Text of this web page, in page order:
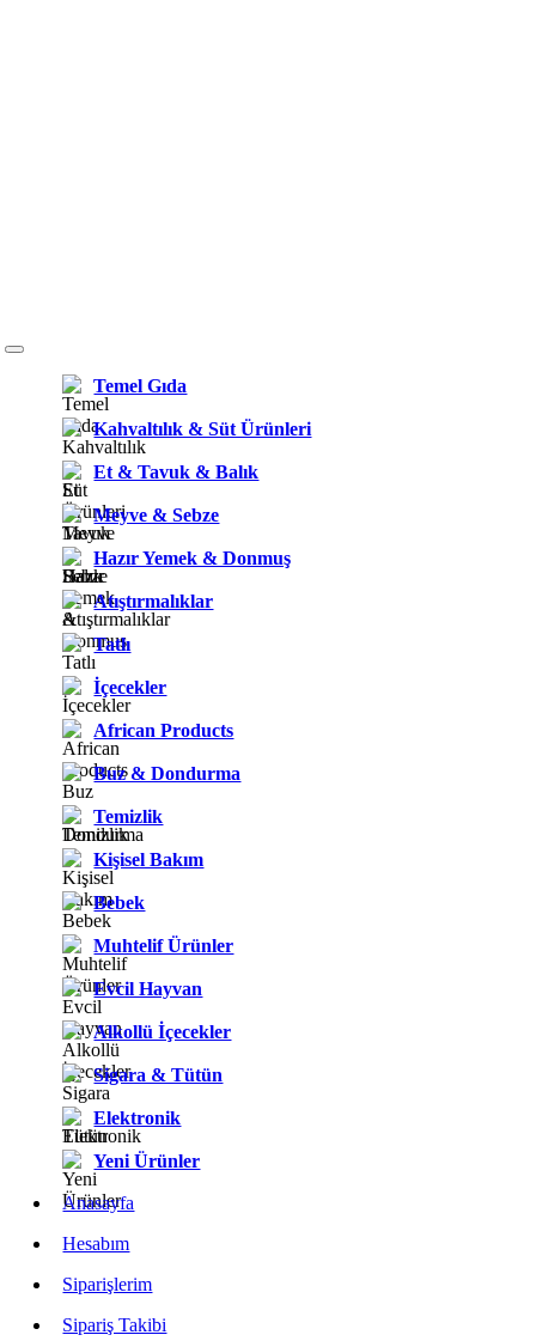
Temel Gıda
Kahvaltılık & Süt Ürünleri
Et & Tavuk & Balık
Meyve & Sebze
Hazır Yemek & Donmuş
Atıştırmalıklar
Tatlı
İçecekler
African Products
Buz & Dondurma
Temizlik
Kişisel Bakım
Bebek
Muhtelif Ürünler
Evcil Hayvan
Alkollü İçecekler
Sigara & Tütün
Elektronik
Yeni Ürünler
Anasayfa
Hesabım
Siparişlerim
Sipariş Takibi